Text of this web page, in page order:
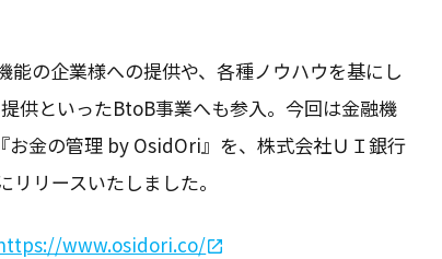
の企業様への提供や、各種ノウハウを基にし
供といったBtoB事業へも参入。今回は金融機
お金の管理 by OsidOri』を、株式会社ＵＩ銀行
リースいたしました。
www.osidori.co/